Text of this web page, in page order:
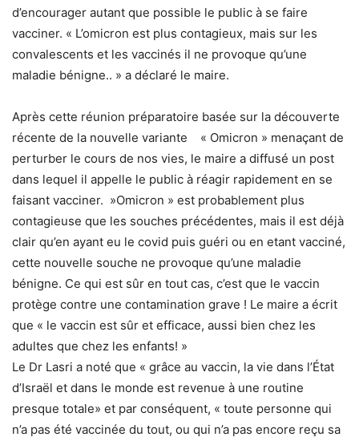
d’encourager autant que possible le public à se faire
vacciner. « L’omicron est plus contagieux, mais sur les
convalescents et les vaccinés il ne provoque qu’une
maladie bénigne.. » a déclaré le maire.
Après cette réunion préparatoire basée sur la découverte
récente de la nouvelle variante « Omicron » menaçant de
perturber le cours de nos vies, le maire a diffusé un post
dans lequel il appelle le public à réagir rapidement en se
faisant vacciner. »Omicron » est probablement plus
contagieuse que les souches précédentes, mais il est déjà
clair qu’en ayant eu le covid puis guéri ou en etant vacciné,
cette nouvelle souche ne provoque qu’une maladie
bénigne. Ce qui est sûr en tout cas, c’est que le vaccin
protège contre une contamination grave ! Le maire a écrit
que « le vaccin est sûr et efficace, aussi bien chez les
adultes que chez les enfants! »
Le Dr Lasri a noté que « grâce au vaccin, la vie dans l’État
d’Israël et dans le monde est revenue à une routine
presque totale» et par conséquent, « toute personne qui
n’a pas été vaccinée du tout, ou qui n’a pas encore reçu sa